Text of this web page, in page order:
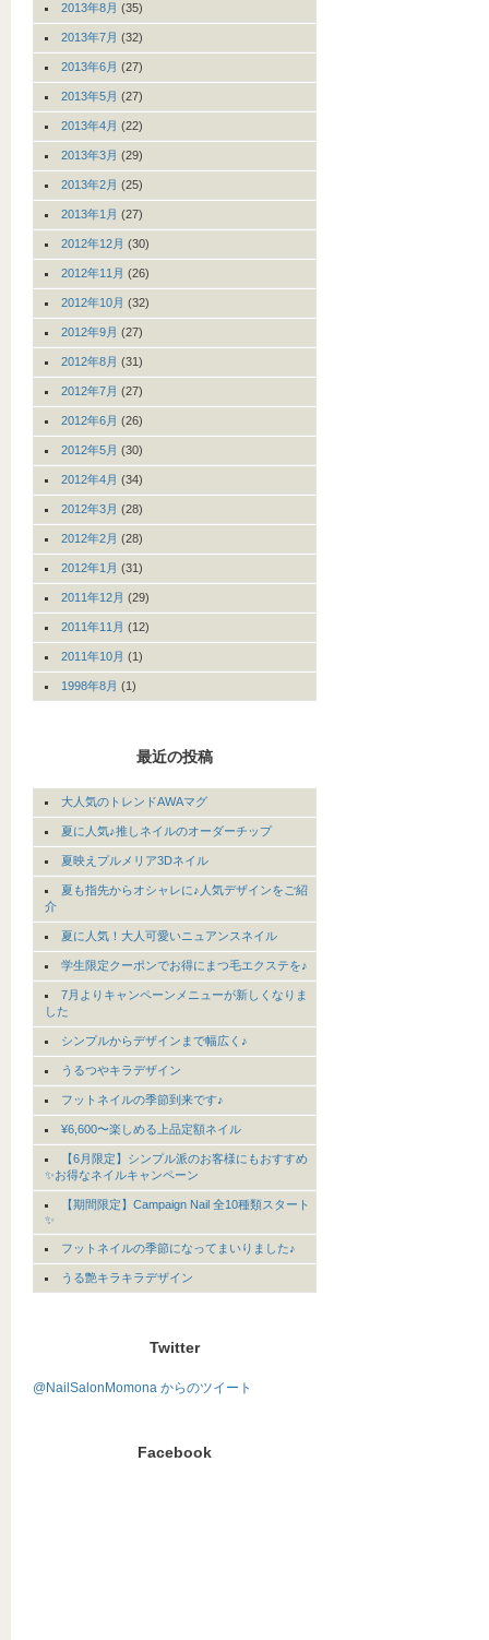
2013年8月 (35)
2013年7月 (32)
2013年6月 (27)
2013年5月 (27)
2013年4月 (22)
2013年3月 (29)
2013年2月 (25)
2013年1月 (27)
2012年12月 (30)
2012年11月 (26)
2012年10月 (32)
2012年9月 (27)
2012年8月 (31)
2012年7月 (27)
2012年6月 (26)
2012年5月 (30)
2012年4月 (34)
2012年3月 (28)
2012年2月 (28)
2012年1月 (31)
2011年12月 (29)
2011年11月 (12)
2011年10月 (1)
1998年8月 (1)
最近の投稿
大人気のトレンドAWAマグ
夏に人気♪推しネイルのオーダーチップ
夏映えプルメリア3Dネイル
夏も指先からオシャレに♪人気デザインをご紹
介
夏に人気！大人可愛いニュアンスネイル
学生限定クーポンでお得にまつ毛エクステを♪
7月よりキャンペーンメニューが新しくなりま
した
シンプルからデザインまで幅広く♪
うるつやキラデザイン
フットネイルの季節到来です♪
¥6,600〜楽しめる上品定額ネイル
【6月限定】シンプル派のお客様にもおすすめ
✨お得なネイルキャンペーン
【期間限定】Campaign Nail 全10種類スタート
✨
フットネイルの季節になってまいりました♪
うる艶キラキラデザイン
Twitter
@NailSalonMomona からのツイート
Facebook